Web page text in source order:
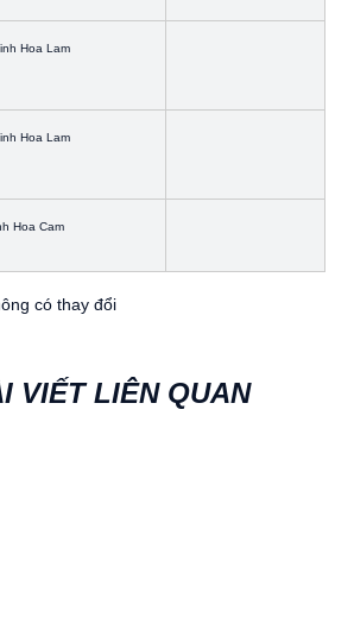
Hoa Lam
Hoa Lam
Hoa Cam
có thay đổi
VIẾT LIÊN QUAN